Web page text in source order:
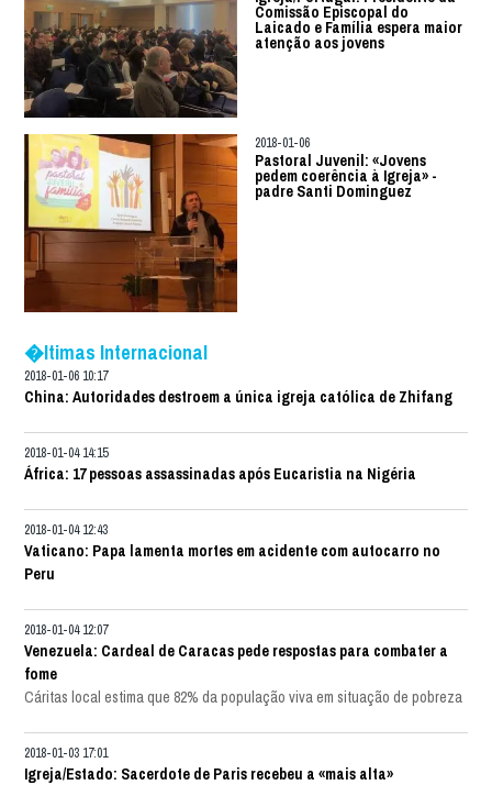
Comissão Episcopal do
Laicado e Família espera maior
atenção aos jovens
2018-01-06
Pastoral Juvenil: «Jovens
pedem coerência à Igreja» -
padre Santi Dominguez
�ltimas Internacional
2018-01-06 10:17
China: Autoridades destroem a única igreja católica de Zhifang
2018-01-04 14:15
África: 17 pessoas assassinadas após Eucaristia na Nigéria
2018-01-04 12:43
Vaticano: Papa lamenta mortes em acidente com autocarro no
Peru
2018-01-04 12:07
Venezuela: Cardeal de Caracas pede respostas para combater a
fome
Cáritas local estima que 82% da população viva em situação de pobreza
2018-01-03 17:01
Igreja/Estado: Sacerdote de Paris recebeu a «mais alta»